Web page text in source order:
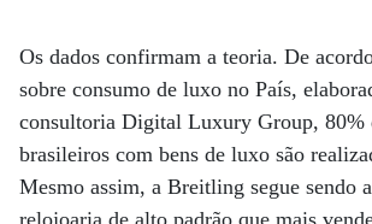
Os dados confirmam a teoria. De
sobre consumo de luxo no País,
consultoria Digital Luxury Group, 80%
brasileiros com bens de luxo são
Mesmo assim, a Breitling segue sendo
relojoaria de alto padrão que mais